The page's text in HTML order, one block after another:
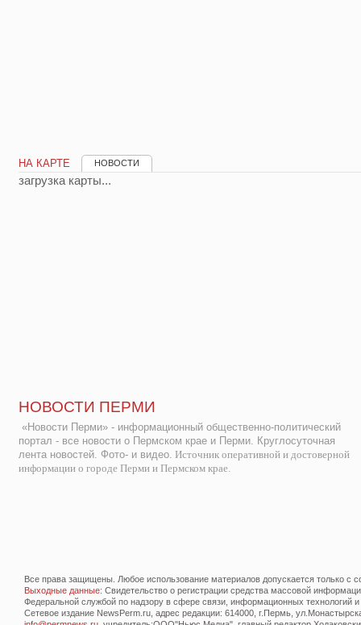
НА КАРТЕ НОВОСТИ
загрузка карты...
НОВОСТИ ПЕРМИ
«Новости Перми» - информационный общественно-политический
портал - все новости о Пермском крае и Перми. Круглосуточная
лента новостей. Фото- и видео. Источник оперативной и достоверной
информации о городе Перми и Пермском крае.
Все права защищены. Любое использование материалов допускается только с
Выходные данные: Свидетельство о регистрации средства массовой
Федеральной службой по надзору в сфере связи, информационных технологий
Сетевое издание NewsPerm.ru, адрес редакции: 614000, г.Пермь,